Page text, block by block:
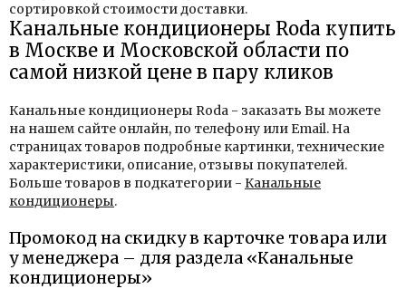
сортировкой стоимости доставки.
Канальные кондиционеры Roda купить
в Москве и Московской области по
самой низкой цене в пару кликов
Канальные кондиционеры Roda - заказать Вы можете
на нашем сайте онлайн, по телефону или Email. На
страницах товаров подробные картинки, технические
характеристики, описание, отзывы покупателей.
Больше товаров в подкатегории - Канальные
кондиционеры.
Промокод на скидку в карточке товара или
у менеджера – для раздела «Канальные
кондиционеры»